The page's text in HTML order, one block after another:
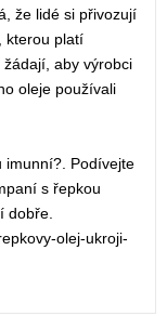
že lidé si přivozují
kterou platí
aby výrobci
oleje používali
imunní?. Podívejte
s řepkou
dobře.
olej-ukroji-